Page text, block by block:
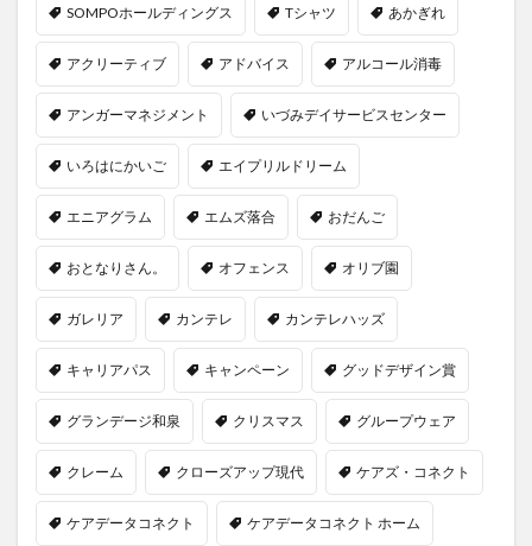
SOMPOホールディングス Tシャツ あかぎれ
アクリーティブ アドバイス アルコール消毒
アンガーマネジメント いづみデイサービスセンター
いろはにかいご エイプリルドリーム
エニアグラム エムズ落合 おだんご
おとなりさん。 オフェンス オリブ園
ガレリア カンテレ カンテレハッズ
キャリアパス キャンペーン グッドデザイン賞
グランデージ和泉 クリスマス グループウェア
クレーム クローズアップ現代 ケアズ・コネクト
ケアデータコネクト ケアデータコネクト ホーム
やさしい手
ゆめのたね
ゆめのため
リーダーシップ
プラススマイル
リアルデータプラットフォーム
リンレイテープ
レクリエーション
レセプト請求
ロングヘアー
一般社団法人全国介護支援協会
予防
事業運営 人事考課
人事評価
人員配置基準
人材採用
プラナス株式会社
フォーユー
スマホ活用
ディフェンス
セミナー
タイムカード
タオル
ダレタメすぎと
タレントマネジメント
チームビルディング
チームを育む
チーム力
チアケアズ
ちぎっ手アート
ちぎり絵
つながって！MIRAI
デイサービス
ファクタリング
ドラえもん
ナノファイバー
ナノファイバーマスク